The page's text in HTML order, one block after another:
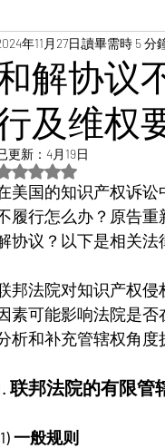
解协议
及维权
年11月27日讀畢需時 5 分
更新： 4月19日
評等為 NaN（最高為 5
美国的知识产权诉讼
履行怎么办？原告
协议？以下是相关法
邦法院对知识产权
素可能影响法院是
析和补充管辖权角度
联邦法院的有限管
一般规则